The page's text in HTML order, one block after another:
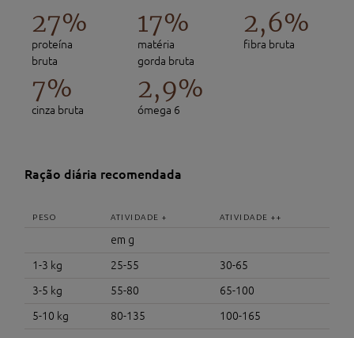
27%
proteína
bruta
17%
matéria
gorda bruta
2,6%
fibra bruta
7%
cinza bruta
2,9%
ómega 6
Ração diária recomendada
PESO ATIVIDADE + ATIVIDADE ++
em g
1-3 kg
25-55
30-65
3-5 kg
55-80
65-100
5-10 kg
80-135 100-165